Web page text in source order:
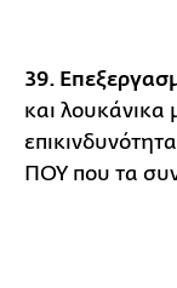
39.
και λουκάνικα
ΠΟΥ που τα